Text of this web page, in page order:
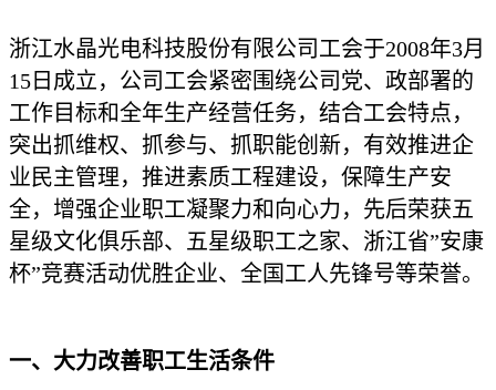
浙江水晶光电科技股份有限公司工会于2008年3月
15日成立，公司工会紧密围绕公司党、政部署的
工作目标和全年生产经营任务，结合工会特点，
突出抓维权、抓参与、抓职能创新，有效推进企
业民主管理，推进素质工程建设，保障生产安
全，增强企业职工凝聚力和向心力，先后荣获五
星级文化俱乐部、五星级职工之家、浙江省”安康
杯”竞赛活动优胜企业、全国工人先锋号等荣誉。
一、大力改善职工生活条件